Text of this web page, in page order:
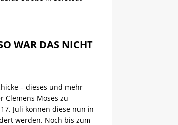
WAR DAS NICHT
– dieses und mehr
Clemens Moses zu
Juli können diese nun in
werden. Noch bis zum